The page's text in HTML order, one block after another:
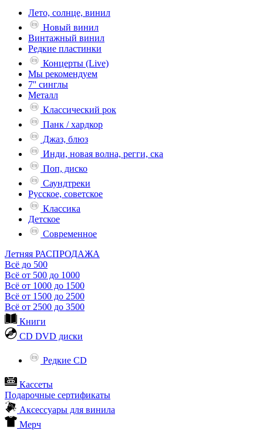
Лето, солнце, винил
Новый винил
Винтажный винил
Редкие пластинки
Концерты (Live)
Мы рекомендуем
7'' синглы
Металл
Классический рок
Панк / хардкор
Джаз, блюз
Инди, новая волна, регги, ска
Поп, диско
Саундтреки
Русское, советское
Классика
Детское
Современное
Летняя РАСПРОДАЖА
Всё до 500
Всё от 500 до 1000
Всё от 1000 до 1500
Всё от 1500 до 2500
Всё от 2500 до 3500
Книги
CD DVD диски
Редкие CD
Кассеты
Подарочные сертификаты
Аксессуары для винила
Мерч